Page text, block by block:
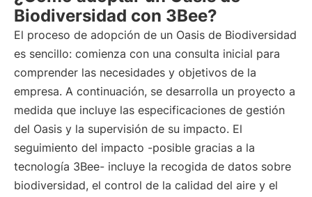
Biodiversidad con 3Bee?
El proceso de adopción de un Oasis de Biodiversidad
es sencillo: comienza con una consulta inicial para
comprender las necesidades y objetivos de la
empresa. A continuación, se desarrolla un proyecto a
medida que incluye las especificaciones de gestión
del Oasis y la supervisión de su impacto. El
seguimiento del impacto -posible gracias a la
tecnología 3Bee- incluye la recogida de datos sobre
biodiversidad, el control de la calidad del aire y el